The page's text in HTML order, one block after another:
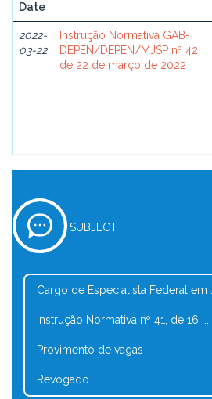
Date
2022-
03-22
Instrução Normativa GAB-
DEPEN/DEPEN/MJSP nº 42,
de 22 de março de 2022
SUBJECT
Cargo de Especialista Federal em ...
Instrução Normativa nº 41, de 16 ...
Provimento de vagas
Revogado